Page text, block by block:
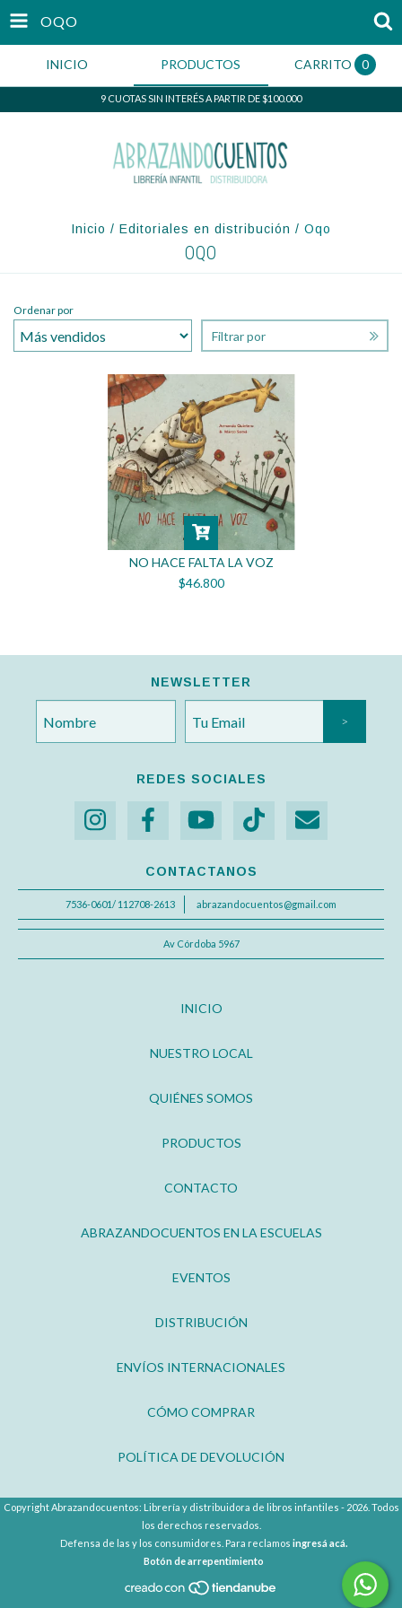
OQO
INICIO PRODUCTOS CARRITO 0
9 CUOTAS SIN INTERÉS A PARTIR DE $100.000
Inicio / Editoriales en distribución / Oqo
OQO
Ordenar por
Filtrar por
NO HACE FALTA LA VOZ
$46.800
NEWSLETTER
REDES SOCIALES
CONTACTANOS
7536-0601/ 112708-2613 abrazandocuentos@gmail.com
Av Córdoba 5967
INICIO
NUESTRO LOCAL
QUIÉNES SOMOS
PRODUCTOS
CONTACTO
ABRAZANDOCUENTOS EN LA ESCUELAS
EVENTOS
DISTRIBUCIÓN
ENVÍOS INTERNACIONALES
CÓMO COMPRAR
POLÍTICA DE DEVOLUCIÓN
Copyright Abrazandocuentos: Librería y distribuidora de libros infantiles - 2026. Todos
los derechos reservados.
Defensa de las y los consumidores. Para reclamos ingresá acá.
Botón de arrepentimiento